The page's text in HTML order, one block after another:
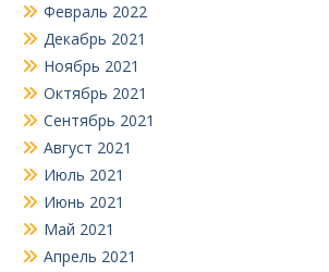
Февраль 2022
Декабрь 2021
Ноябрь 2021
Октябрь 2021
Сентябрь 2021
Август 2021
Июль 2021
Июнь 2021
Май 2021
Апрель 2021